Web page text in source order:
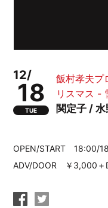
12/
18
TUE
飯村孝夫プ
リスマス -
関定子 /
OPEN/START 18:00/
ADV/DOOR ￥3,000＋